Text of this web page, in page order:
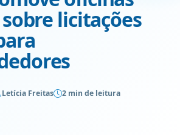
licitações
Letícia Freitas
2 min de leitura